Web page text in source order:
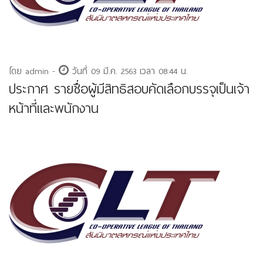
โดย admin - วันที่ 09 มี.ค. 2563 เวลา 08:44 น.
ประกาศ รายชื่อผู้มีสิทธิสอบคัดเลือกบรรจุเป็นเจ้า
หน้าที่และพนักงาน